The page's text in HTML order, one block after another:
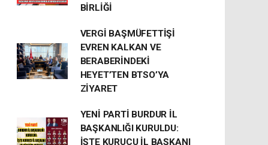
BİRLİĞİ
VERGİ BAŞMÜFETTİŞİ
EVREN KALKAN VE
BERABERİNDEKİ
HEYET’TEN BTSO’YA
ZİYARET
YENİ PARTİ BURDUR İL
BAŞKANLIĞI KURULDU:
İŞTE KURUCU İL BAŞKANI